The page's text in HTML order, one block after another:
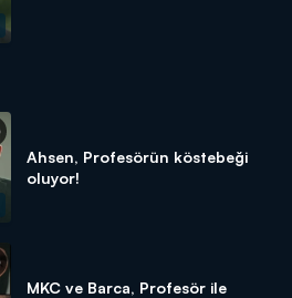
Ahsen, Profesörün köstebeği
oluyor!
MKC ve Barca, Profesör ile